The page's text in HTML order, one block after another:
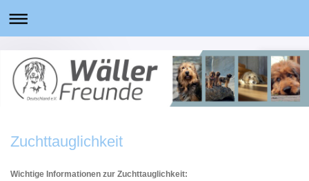
Zuchttauglichkeit
Wichtige Informationen zur Zuchttauglichkeit: